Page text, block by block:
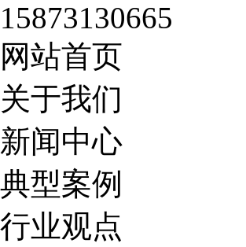
15873130665
网站首页
关于我们
新闻中心
典型案例
行业观点